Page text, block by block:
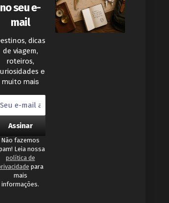
no seu e-
mail
dicas
de viagem,
roteiros,
e
muito mais
Não fazemos
Leia nossa
política de
para
mais
informações.